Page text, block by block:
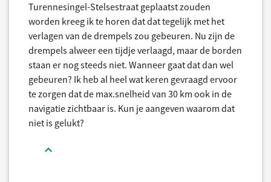
Turennesingel-Stelsestraat geplaatst zouden
worden kreeg ik te horen dat dat tegelijk met het
verlagen van de drempels zou gebeuren. Nu zijn de
drempels alweer een tijdje verlaagd, maar de borden
staan er nog steeds niet. Wanneer gaat dat dan wel
gebeuren? Ik heb al heel wat keren gevraagd ervoor
te zorgen dat de max.snelheid van 30 km ook in de
navigatie zichtbaar is. Kun je aangeven waarom dat
niet is gelukt?